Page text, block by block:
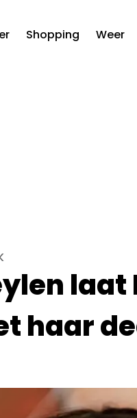
Shopping Weer
haar